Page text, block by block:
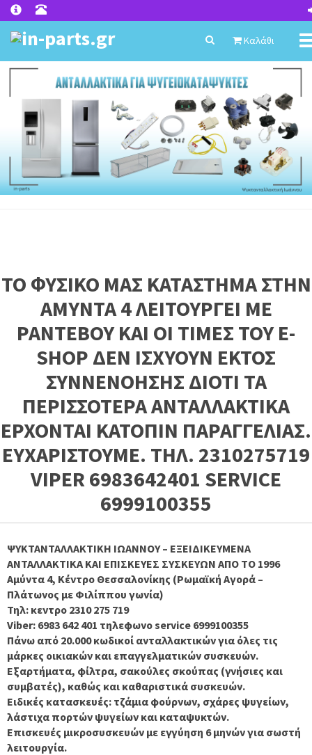
Καλάθι
ΤΟ ΦΥΣΙΚΟ ΜΑΣ ΚΑΤΑΣΤΗΜΑ ΣΤΗΝ
ΑΜΥΝΤΑ 4 ΛΕΙΤΟΥΡΓΕΙ ΜΕ
ΡΑΝΤΕΒΟΥ ΚΑΙ ΟΙ ΤΙΜΕΣ ΤΟΥ E-
SHOP ΔΕΝ ΙΣΧΥΟΥΝ ΕΚΤΟΣ
ΣΥΝΝΕΝΟΗΣΗΣ ΔΙΟΤΙ ΤΑ
ΠΕΡΙΣΣΟΤΕΡΑ ΑΝΤΑΛΛΑΚΤΙΚΑ
ΕΡΧΟΝΤΑΙ ΚΑΤΟΠΙΝ ΠΑΡΑΓΓΕΛΙΑΣ.
ΕΥΧΑΡΙΣΤΟΥΜΕ. ΤΗΛ. 2310275719
VIPER 6983642401 SERVICE
6999100355
ΨΥΚΤΑΝΤΑΛΛΑΚΤΙΚΗ ΙΩΑΝΝΟΥ – ΕΞΕΙΔΙΚΕΥΜΕΝΑ
ΑΝΤΑΛΛΑΚΤΙΚΑ ΚΑΙ ΕΠΙΣΚΕΥΕΣ ΣΥΣΚΕΥΩΝ ΑΠΟ ΤΟ 1996
Αμύντα 4, Κέντρο Θεσσαλονίκης (Ρωμαϊκή Αγορά –
Πλάτωνος με Φιλίππου γωνία)
Τηλ: κεντρο 2310 275 719
Viber: 6983 642 401 τηλεφωνο service 6999100355
Πάνω από 20.000 κωδικοί ανταλλακτικών για όλες τις
μάρκες οικιακών και επαγγελματικών συσκευών.
Εξαρτήματα, φίλτρα, σακούλες σκούπας (γνήσιες και
συμβατές), καθώς και καθαριστικά συσκευών.
Ειδικές κατασκευές: τζάμια φούρνων, σχάρες ψυγείων,
λάστιχα πορτών ψυγείων και καταψυκτών.
Επισκευές μικροσυσκευών με εγγύηση 6 μηνών για σωστή
λειτουργία.